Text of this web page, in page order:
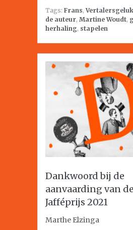
Tags: Frans,Vertalersgeluk
de auteur, Martine Woudt,
herhaling, stapelen
Dankwoord bij de
aanvaarding van
Jafféprijs 2021
Marthe Elzinga